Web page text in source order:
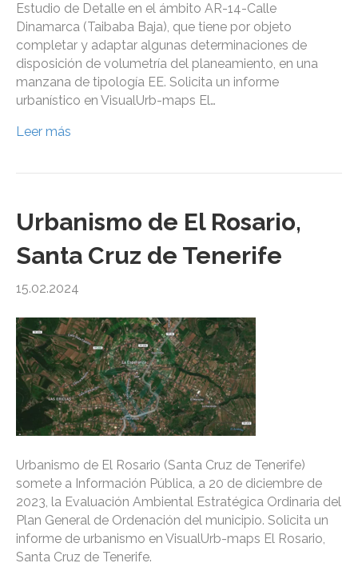
Estudio de Detalle en el ámbito AR-14-Calle
Dinamarca (Taibaba Baja), que tiene por objeto
completar y adaptar algunas determinaciones de
disposición de volumetría del planeamiento, en una
manzana de tipología EE. Solicita un informe
urbanístico en VisualUrb-maps El…
Leer más
Urbanismo de El Rosario,
Santa Cruz de Tenerife
15.02.2024
Urbanismo de El Rosario (Santa Cruz de Tenerife)
somete a Información Pública, a 20 de diciembre de
2023, la Evaluación Ambiental Estratégica Ordinaria del
Plan General de Ordenación del municipio. Solicita un
informe de urbanismo en VisualUrb-maps El Rosario,
Santa Cruz de Tenerife.